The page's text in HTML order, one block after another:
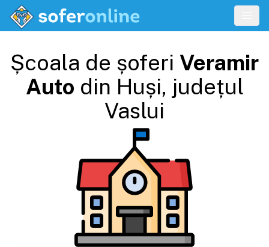
Școala de șoferi Veramir
Auto din Huși, județul
Vaslui